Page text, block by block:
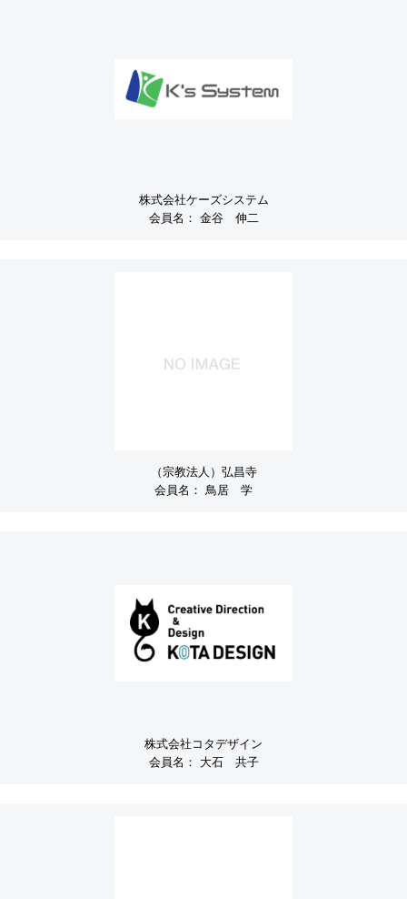
株式会社ケーズシステム
会員名： 金谷 伸二
（宗教法人）弘昌寺
会員名：
鳥居 学
株式会社コタデザイン
会員名：
大石 共子